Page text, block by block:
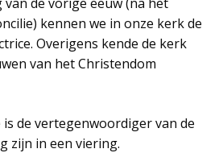
kennen we in onze kerk de
Overigens kende de kerk
van het Christendom
de vertegenwoordiger van de
zijn in een viering.